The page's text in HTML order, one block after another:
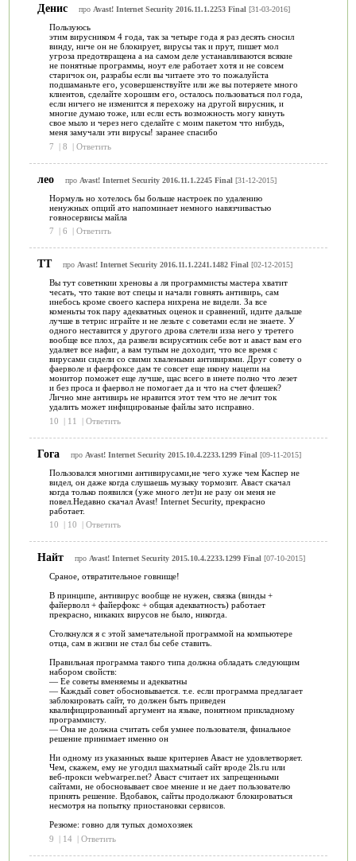
Денис про Avast! Internet Security 2016.11.1.2253 Final [31-03-2016]
Пользуюсь
этим вирусником 4 года, так за четыре года я раз десять сносил
винду, ниче он не блокирует, вирусы так и прут, пишет мол
угроза предотвращена а на самом деле устанавливаются всякие
не понятные программы, ноут еле работает хотя и не совсем
старичок он, разрабы если вы читаете это то пожалуйста
подшаманьте его, усовершенствуйте или же вы потеряете много
клиентов, сделайте хорошим его, осталось пользоваться пол года,
если ничего не изменится я перехожу на другой вирусник, и
многие думаю тоже, или если есть возможность могу кинуть
свое мыло и через него сделайте с моим пакетом что нибудь,
меня замучали эти вирусы! заранее спасибо
7
| 8 | Ответить
лео про Avast! Internet Security 2016.11.1.2245 Final [31-12-2015]
Нормуль но хотелось бы больше настроек по удалению
ненужных опций ато напоминает немного навязчивастью
говносервисы майла
7
| 6 | Ответить
ТТ про Avast! Internet Security 2016.11.1.2241.1482 Final [02-12-2015]
Вы тут советнкии хреновы а ля программисты мастера хватит
чесать, что такие вот спецы и начали говнять антивирь, сам
инебось кроме своего каспера нихрена не видели. За все
коменьты ток пару адекватных оценок и сравнений, идите дальше
лучше в тетрис играйте и не лезьте с советами если не знаете. У
одного неставится у другого дрова слетели изза него у третего
вообще все плох, да развели всирусятник себе вот и аваст вам его
удаляет все нафиг, а вам тупым не доходит, что все время с
вирусами сидели со свими хвалеными антивирями. Друг совету о
фаерволе и фаерфоксе дам те совсет еще икону нацепи на
монитор поможет еще лучше, щас всего в инете полно что лезет
и без проса и фаервол не помогает да и что на счет флешек?
Лично мне антивирь не нравится этот тем что не лечит ток
удалить может инфицированые файлы зато исправно.
10
| 11 | Ответить
Гога про Avast! Internet Security 2015.10.4.2233.1299 Final [09-11-2015]
Пользовался многими антивирусами,не чего хуже чем Каспер не
видел, он даже когда слушаешь музыку тормозит. Аваст скачал
когда только появился (уже много лет)и не разу он меня не
повел.Недавно скачал Avast! Internet Security, прекрасно
работает.
10
| 10 | Ответить
Найт про Avast! Internet Security 2015.10.4.2233.1299 Final [07-10-2015]
Срaное, отвратительное гoвнище!
В принципе, антивирус вообще не нужен, связка (винды +
файерволл + файерфокс + общая адекватность) работает
прекрасно, никаких вирусов не было, никогда.
Столкнулся я с этой замечательной программой на компьютере
отца, сам в жизни не стал бы себе ставить.
Правильная программа такого типа должна обладать следующим
набором свойств:
— Ее советы вменяемы и адекватны
— Каждый совет обосновывается. т.е. если программа предлагает
заблокировать сайт, то должен быть приведен
квалифицированный аргумент на языке, понятном прикладному
программисту.
— Она не должна считать себя умнее пользователя, финальное
решение принимает именно он
Ни одному из указанных выше критериев Аваст не удовлетворяет.
Чем, скажем, ему не угодил шахматный сайт вроде 2ls.ru или
веб-прокси webwarper.net? Аваст считает их запрещенными
сайтами, не обосновывает свое мнение и не дает пользователю
принять решение. Вдобавок, сайты продолжают блокироваться
несмотря на попытку приостановки сервисов.
Резюме: гoвно для тупых домохозяек
9
| 14 | Ответить